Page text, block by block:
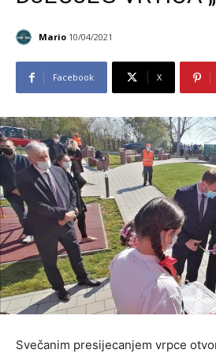
Mario 10/04/2021
Facebook X
Svečanim presijecanjem vrpce